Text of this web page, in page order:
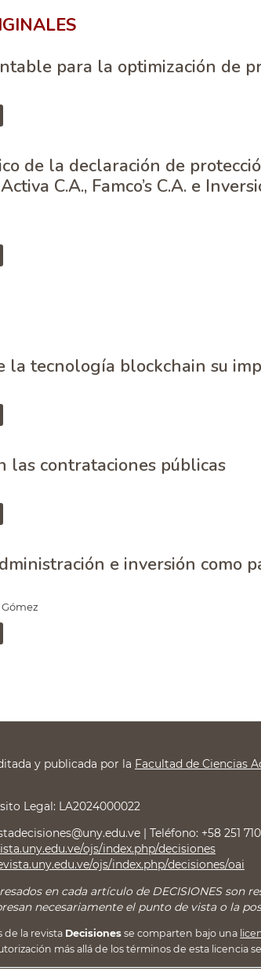
para la optimización de
de la declaración de
C.A., Famco’s C.A. e
la tecnología blockchain su
las contrataciones públicas
e inversión como
y publicada por la Facultad de Ciencias
Legal: LA2024000022
| Teléfono: +58 251
ojs/index.php/decisiones
ojs/index.php/decisiones/oai
en cada artículo de DECISIONES
necesariamente el punto de vista o la
de la revista Decisiones se comparten bajo una
más allá de los términos de esta licencia